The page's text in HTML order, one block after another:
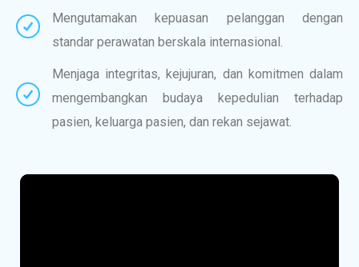
Mengutamakan kepuasan pelanggan dengan
standar perawatan berskala internasional.
Menjaga integritas, kejujuran, dan komitmen dalam
mengembangkan budaya kepedulian terhadap
pasien, keluarga pasien, dan rekan sejawat.